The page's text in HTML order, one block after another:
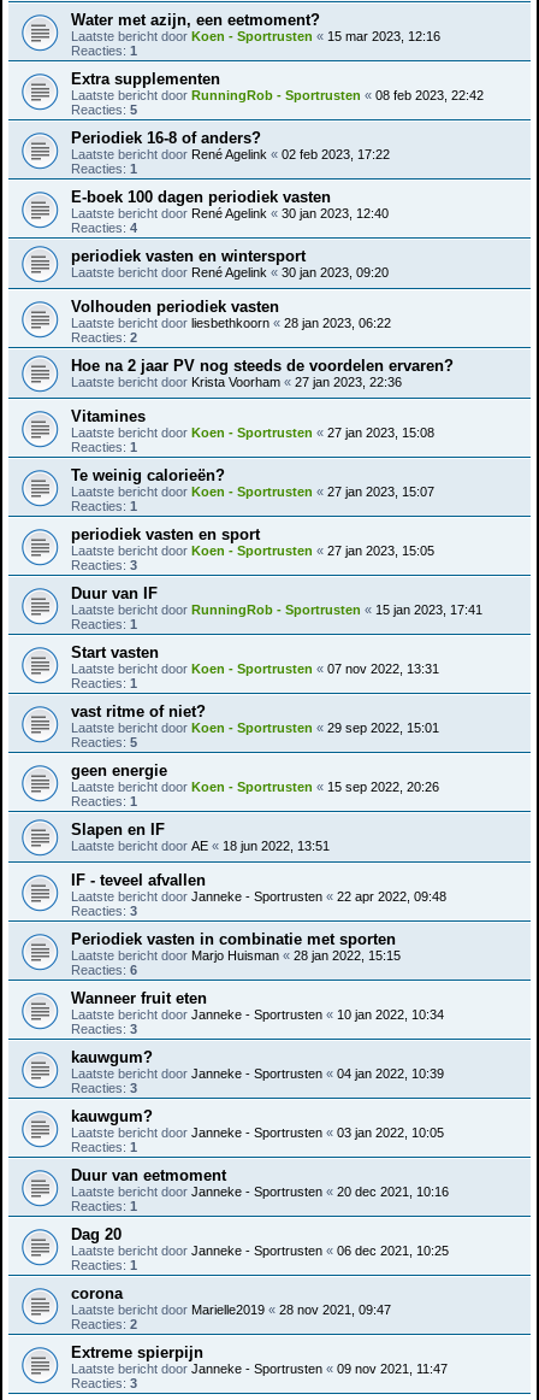
Water met azijn, een eetmoment?
Laatste bericht door Koen - Sportrusten « 15 mar 2023, 12:16
Reacties: 1
Extra supplementen
Laatste bericht door RunningRob - Sportrusten « 08 feb 2023, 22:42
Reacties: 5
Periodiek 16-8 of anders?
Laatste bericht door René Agelink « 02 feb 2023, 17:22
Reacties: 1
E-boek 100 dagen periodiek vasten
Laatste bericht door René Agelink « 30 jan 2023, 12:40
Reacties: 4
periodiek vasten en wintersport
Laatste bericht door René Agelink « 30 jan 2023, 09:20
Volhouden periodiek vasten
Laatste bericht door liesbethkoorn « 28 jan 2023, 06:22
Reacties: 2
Hoe na 2 jaar PV nog steeds de voordelen ervaren?
Laatste bericht door Krista Voorham « 27 jan 2023, 22:36
Vitamines
Laatste bericht door Koen - Sportrusten « 27 jan 2023, 15:08
Reacties: 1
Te weinig calorieën?
Laatste bericht door Koen - Sportrusten « 27 jan 2023, 15:07
Reacties: 1
periodiek vasten en sport
Laatste bericht door Koen - Sportrusten « 27 jan 2023, 15:05
Reacties: 3
Duur van IF
Laatste bericht door RunningRob - Sportrusten « 15 jan 2023, 17:41
Reacties: 1
Start vasten
Laatste bericht door Koen - Sportrusten « 07 nov 2022, 13:31
Reacties: 1
vast ritme of niet?
Laatste bericht door Koen - Sportrusten « 29 sep 2022, 15:01
Reacties: 5
geen energie
Laatste bericht door Koen - Sportrusten « 15 sep 2022, 20:26
Reacties: 1
Slapen en IF
Laatste bericht door AE « 18 jun 2022, 13:51
IF - teveel afvallen
Laatste bericht door Janneke - Sportrusten « 22 apr 2022, 09:48
Reacties: 3
Periodiek vasten in combinatie met sporten
Laatste bericht door Marjo Huisman « 28 jan 2022, 15:15
Reacties: 6
Wanneer fruit eten
Laatste bericht door Janneke - Sportrusten « 10 jan 2022, 10:34
Reacties: 3
kauwgum?
Laatste bericht door Janneke - Sportrusten « 04 jan 2022, 10:39
Reacties: 3
kauwgum?
Laatste bericht door Janneke - Sportrusten « 03 jan 2022, 10:05
Reacties: 1
Duur van eetmoment
Laatste bericht door Janneke - Sportrusten « 20 dec 2021, 10:16
Reacties: 1
Dag 20
Laatste bericht door Janneke - Sportrusten « 06 dec 2021, 10:25
Reacties: 1
corona
Laatste bericht door Marielle2019 « 28 nov 2021, 09:47
Reacties: 2
Extreme spierpijn
Laatste bericht door Janneke - Sportrusten « 09 nov 2021, 11:47
Reacties: 3